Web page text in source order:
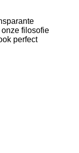
filosofie
perfect